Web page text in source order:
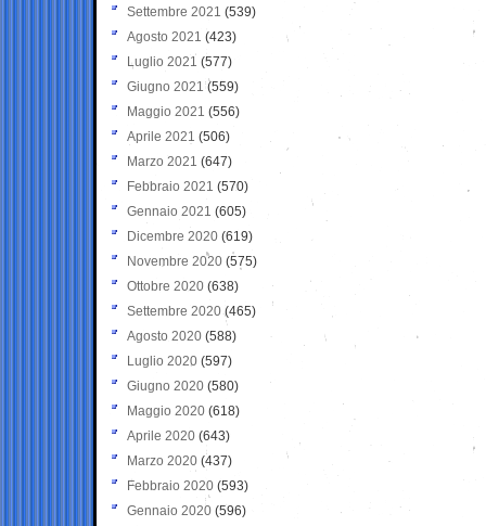
Settembre 2021 (539)
Agosto 2021 (423)
Luglio 2021 (577)
Giugno 2021(559)
Maggio 2021 (556)
Aprile 2021 (506)
Marzo 2021 (647)
Febbraio 2021 (570)
Gennaio 2021 (605)
Dicembre 2020 (619)
Novembre 2020 (575)
Ottobre 2020 (638)
Settembre 2020(465)
Agosto 2020 (588)
Luglio 2020 (597)
Giugno 2020 (580)
Maggio 2020 (618)
Aprile 2020 (643)
Marzo 2020 (437)
Febbraio 2020 (593)
Gennaio 2020 (596)